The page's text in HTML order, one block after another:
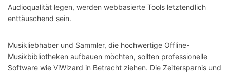
Audioqualität legen, werden webbasierte Tools letztendlich
enttäuschend sein.
Musikliebhaber und Sammler, die hochwertige Offline-
Musikbibliotheken aufbauen möchten, sollten professionelle
Software wie ViWizard in Betracht ziehen. Die Zeitersparnis und